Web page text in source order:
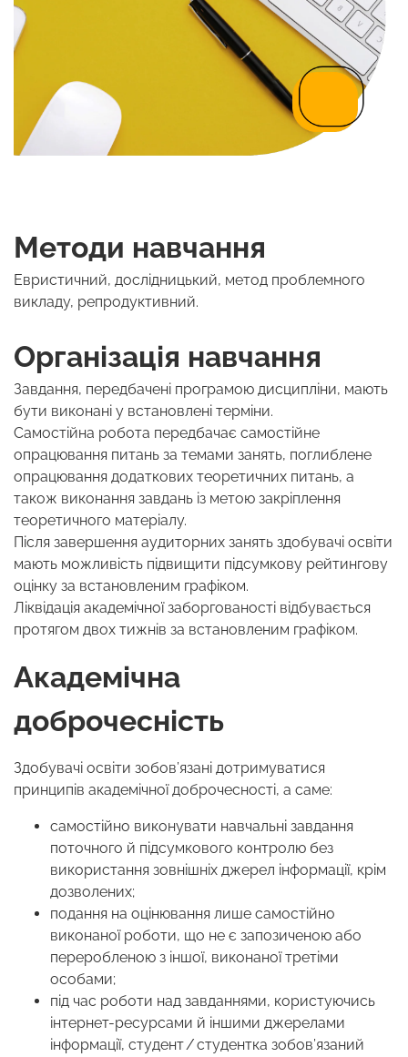
Методи навчання
Евристичний, дослідницький, метод проблемного
викладу, репродуктивний.
Організація навчання
Завдання, передбачені програмою дисципліни, мають
бути виконані у встановлені терміни.
Самостійна робота передбачає самостійне
опрацювання питань за темами занять, поглиблене
опрацювання додаткових теоретичних питань, а
також виконання завдань із метою закріплення
теоретичного матеріалу.
Після завершення аудиторних занять здобувачі освіти
мають можливість підвищити підсумкову рейтингову
оцінку за встановленим графіком.
Ліквідація академічної заборгованості відбувається
протягом двох тижнів за встановленим графіком.
Академічна
доброчесність
Здобувачі освіти зобов’язані дотримуватися
принципів академічної доброчесності, а саме:
самостійно виконувати навчальні завдання
поточного й підсумкового контролю без
використання зовнішніх джерел інформації, крім
дозволених;
подання на оцінювання лише самостійно
виконаної роботи, що не є запозиченою або
переробленою з іншої, виконаної третіми
особами;
під час роботи над завданнями, користуючись
інтернет-ресурсами й іншими джерелами
інформації, студент / студентка зобов’язаний